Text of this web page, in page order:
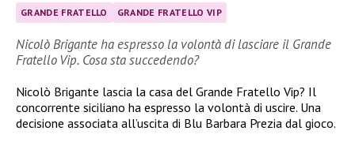
GRANDE FRATELLO GRANDE FRATELLO VIP
Nicolò Brigante ha espresso la volontà di lasciare il Grande
Fratello Vip. Cosa sta succedendo?
Nicolò Brigante lascia la casa del Grande Fratello Vip? Il
concorrente siciliano ha espresso la volontà di uscire. Una
decisione associata all’uscita di Blu Barbara Prezia dal gioco.